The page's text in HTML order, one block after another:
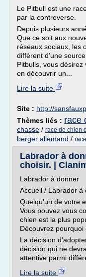
Le Pitbull est une
par la controverse.
Depuis plusieurs
Que ce soit aux
réseaux sociaux, les
diffèrent d'une
Pitbulls, vous
en découvrir un...
Lire la suite
Site : http://
Thèmes liés : race
chasse / race de chien
berger allemand /
Labrador à
choisir. |
Labrador à donner
Accueil / Labrador à
Quelqu'un de votre
Vous pouvez vous
chien est la plus
Découvrez pourquoi
La décision
décision qui ne
attentive parmi
Lire la suite